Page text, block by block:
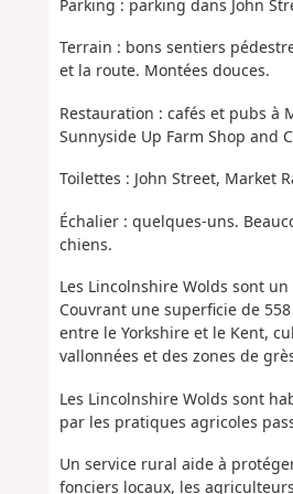
Parking : parking dans John
Terrain : bons sentiers
et la route. Montées douces.
Restauration : cafés et pubs à
Sunnyside Up Farm Shop and
Toilettes : John Street, Market
Échalier : quelques-uns.
chiens.
Les Lincolnshire Wolds sont
Couvrant une superficie de
entre le Yorkshire et le Kent,
vallonnées et des zones de
Les Lincolnshire Wolds sont
par les pratiques agricoles
Un service rural aide à
fonciers locaux, les